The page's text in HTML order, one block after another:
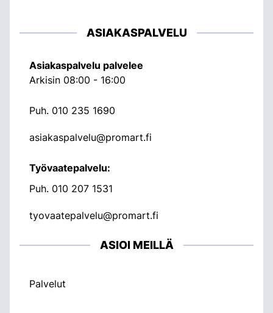
ASIAKASPALVELU
Asiakaspalvelu palvelee
Arkisin 08:00 - 16:00
Puh. 010 235 1690
asiakaspalvelu@promart.fi
Työvaatepalvelu:
Puh. 010 207 1531
tyovaatepalvelu@promart.fi
ASIOI MEILLÄ
Palvelut